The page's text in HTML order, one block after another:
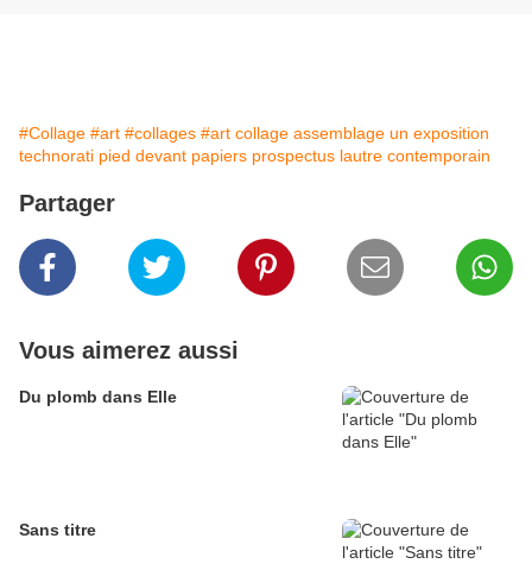
#Collage #art #collages #art collage assemblage un exposition
technorati pied devant papiers prospectus lautre contemporain
Partager
Vous aimerez aussi
Du plomb dans Elle
Sans titre